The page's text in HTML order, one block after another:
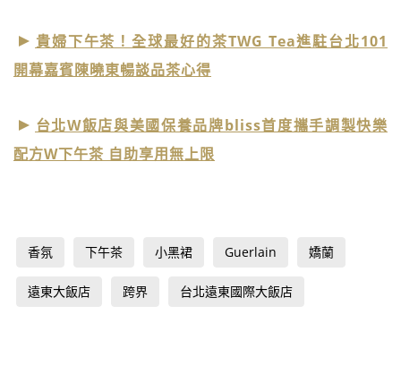
貴婦下午茶！全球最好的茶TWG Tea進駐台北101
開幕嘉賓陳曉東暢談品茶心得
台北W飯店與美國保養品牌bliss首度攜手調製快樂
配方W下午茶 自助享用無上限
香氛 下午茶 小黑裙 Guerlain 嬌蘭
遠東大飯店 跨界 台北遠東國際大飯店